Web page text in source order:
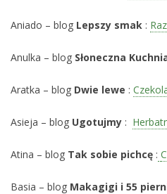
Aniado – blog Lepszy smak :
Anulka – blog Słoneczna
Aratka – blog Dwie lewe :
Asieja – blog Ugotujmy :
Atina – blog Tak sobie pichcę :
Basia – blog Makagigi i 55